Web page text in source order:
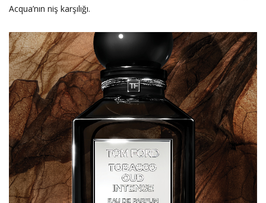
Acqua’nın niş karşılığı.